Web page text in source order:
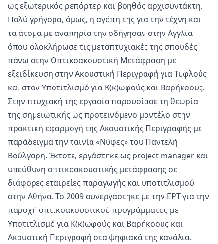
ως εξωτερικός ρεπόρτερ και βοηθός αρχισυντάκτη.
Πολύ γρήγορα, όμως, η αγάπη της για την τέχνη και
τα άτομα με αναπηρία την οδήγησαν στην Αγγλία
όπου ολοκλήρωσε τις μεταπτυχιακές της σπουδές
πάνω στην Οπτικοακουστική Μετάφραση με
εξειδίκευση στην Ακουστική Περιγραφή για Τυφλούς
και στον Υποτιτλισμό για Κ(κ)ωφούς και Βαρήκοους.
Στην πτυχιακή της εργασία παρουσίασε τη θεωρία
της σημειωτικής ως προτεινόμενο μοντέλο στην
πρακτική εφαρμογή της Aκουστικής Περιγραφής με
παράδειγμα την ταινία «Νύφες» του Παντελή
Βούλγαρη. Έκτοτε, εργάστηκε ως project manager και
υπεύθυνη οπτικοακουστικής μετάφρασης σε
διάφορες εταιρείες παραγωγής και υποτιτλισμού
στην Αθήνα. Το 2009 συνεργάστηκε με την ΕΡΤ για την
παροχή οπτικοακουστικού προγράμματος με
Υποτιτλισμό για Κ(κ)ωφούς και Βαρήκοους και
Ακουστική Περιγραφή στα ψηφιακά της κανάλια.